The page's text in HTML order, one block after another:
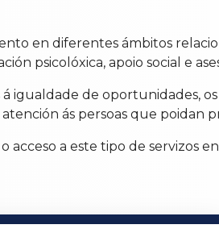
en diferentes ámbitos
psicolóxica, apoio social e
igualdade de oportunidades,
ás persoas que poidan
acceso a este tipo de servizos